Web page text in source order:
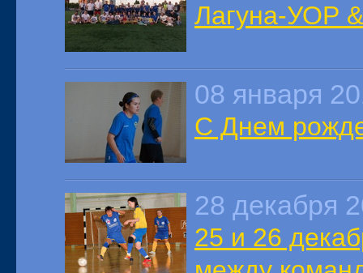
Лагуна-УОР
08 января
С Днем
28 декабря
25 и 26